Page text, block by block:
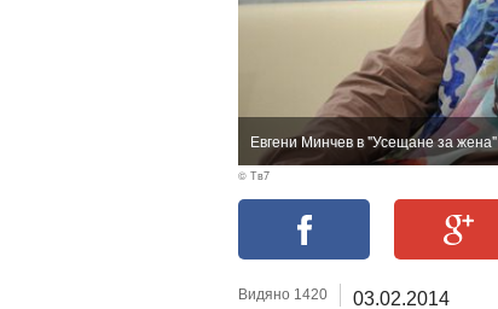
Евгени Минчев в "Усещане за жена"
© Тв7
Видяно 1420 03.02.2014